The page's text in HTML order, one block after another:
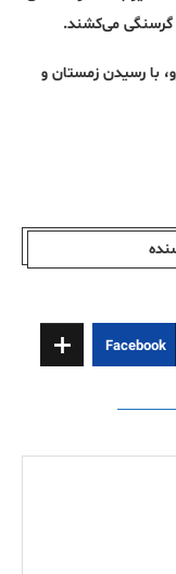
گرسنگی می‌کشند.
با رسیدن زمستان و
Facebook